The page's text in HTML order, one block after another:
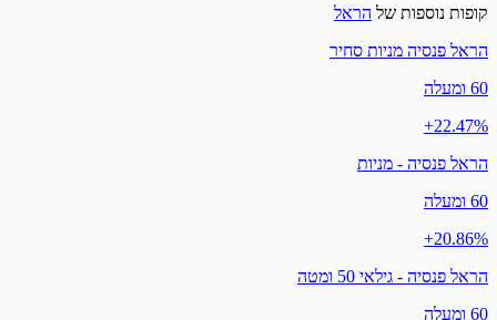
קופות נוספות של הראל
הראל פנסיה מניות סחיר
60 ומעלה
‎+22.47%
הראל פנסיה - מניות
60 ומעלה
‎+20.86%
הראל פנסיה - גילאי 50 ומטה
60 ומעלה